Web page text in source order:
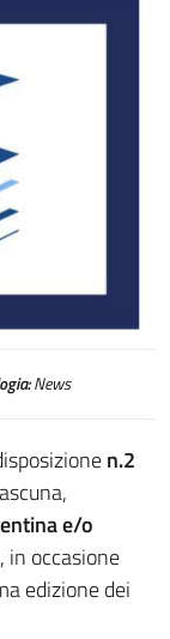
News
n.2
e/o
, in occasione
edizione dei